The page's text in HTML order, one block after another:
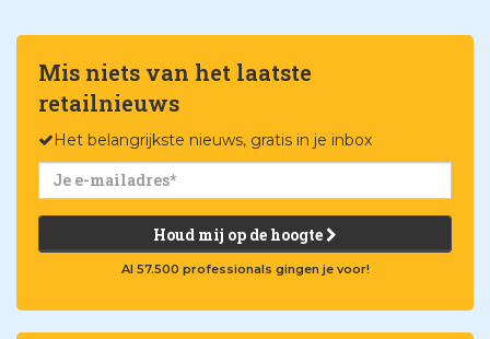
Mis niets van het laatste
retailnieuws
Het belangrijkste nieuws, gratis in je inbox
Houd mij op de hoogte
Al 57.500 professionals gingen je voor!